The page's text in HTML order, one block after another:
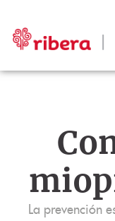
La prevención